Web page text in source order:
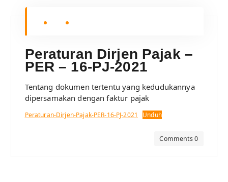
Peraturan Dirjen Pajak –
PER – 16-PJ-2021
Tentang dokumen tertentu yang kedudukannya
dipersamakan dengan faktur pajak
Peraturan-Dirjen-Pajak-PER-16-PJ-2021 Unduh
Comments 0